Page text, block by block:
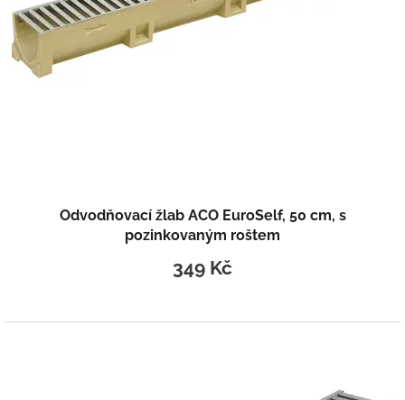
Odvodňovací žlab ACO EuroSelf, 50 cm, s
pozinkovaným roštem
349 Kč